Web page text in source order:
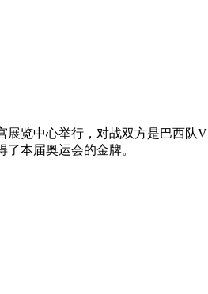
览中心举行，对战双方是巴西
了本届奥运会的金牌。